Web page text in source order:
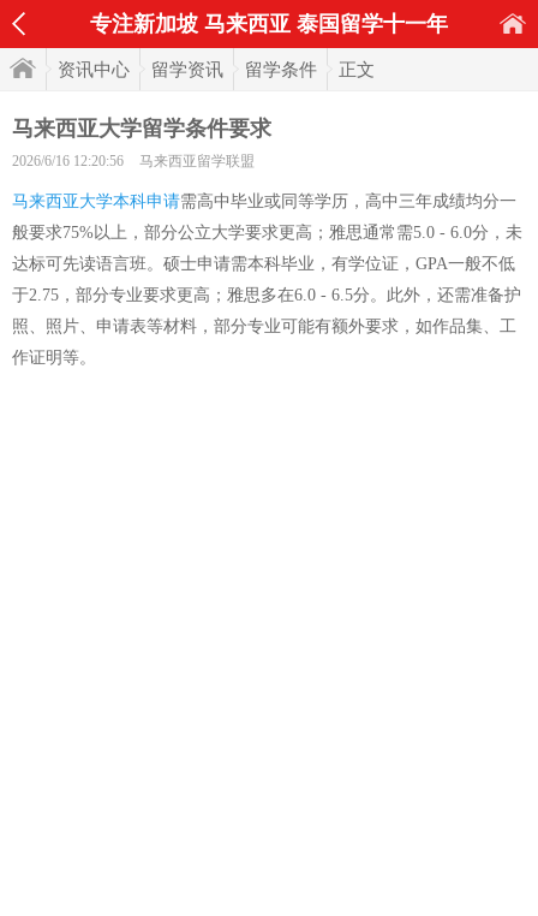
专注新加坡 马来西亚 泰国留学十一年
资讯中心 留学资讯 留学条件 正文
马来西亚大学留学条件要求
2026/6/16 12:20:56 马来西亚留学联盟
马来西亚大学本科申请需高中毕业或同等学历，高中三年成绩均分一
般要求75%以上，部分公立大学要求更高；雅思通常需5.0 - 6.0分，未
达标可先读语言班。硕士申请需本科毕业，有学位证，GPA一般不低
于2.75，部分专业要求更高；雅思多在6.0 - 6.5分。此外，还需准备护
照、照片、申请表等材料，部分专业可能有额外要求，如作品集、工
作证明等。